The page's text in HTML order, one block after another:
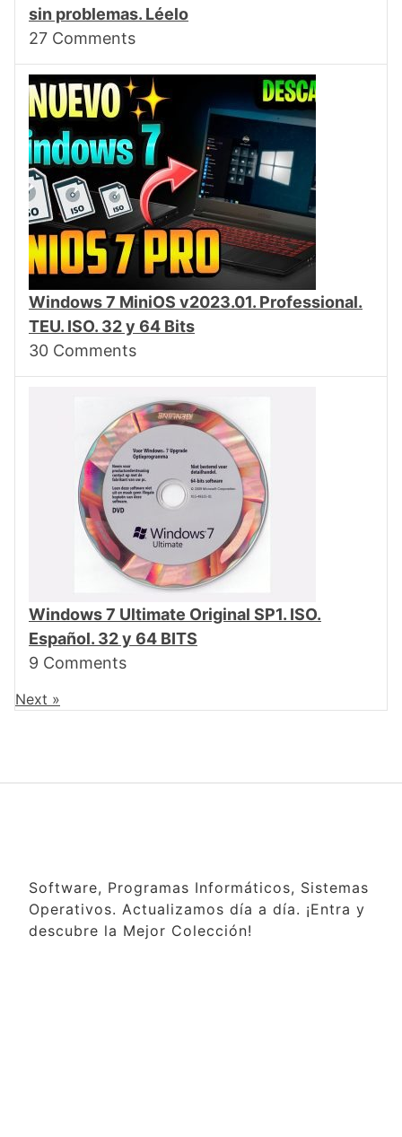
sin problemas. Léelo
27 Comments
Windows 7 MiniOS v2023.01. Professional.
TEU. ISO. 32 y 64 Bits
30 Comments
Windows 7 Ultimate Original SP1. ISO.
Español. 32 y 64 BITS
9 Comments
Next »
Software, Programas Informáticos, Sistemas
Operativos. Actualizamos día a día. ¡Entra y
descubre la Mejor Colección!